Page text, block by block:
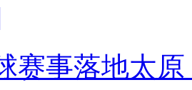
赛事落地太